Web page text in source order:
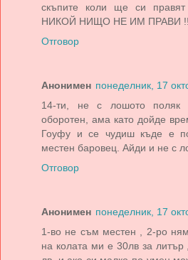
скъпите коли ще си
НИКОЙ НИЩО НЕ ИМ ПРАВИ
Отговор
Анонимен понеделник, 17
14-ти, не с лошото поляк
оборотен, ама като дойде
Гоуфу и се чудиш къде е
местен баровец. Айди и не с
Отговор
Анонимен понеделник, 17
1-во не съм местен , 2-ро
на колата ми е 30лв за литър